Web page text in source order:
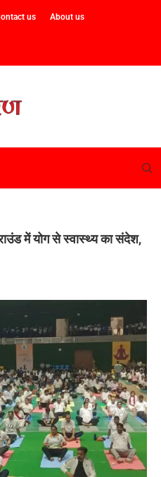
us About us
में योग से स्वास्थ्य का संदेश,